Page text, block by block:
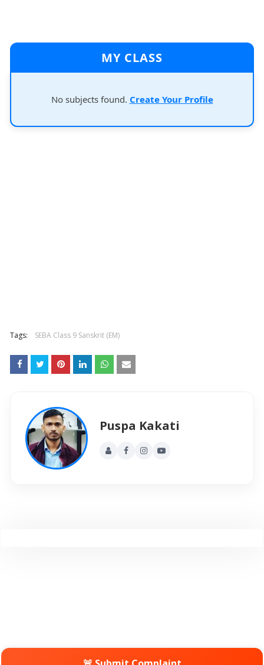
MY CLASS
No subjects found. Create Your Profile
Tags: SEBA Class 9 Sanskrit (EM)
Puspa Kakati